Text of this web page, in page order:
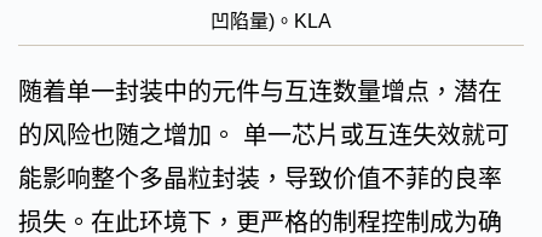
凹陷量)。KLA
随着单一封装中的元件与互连数量增点，潜在
的风险也随之增加。 单一芯片或互连失效就可
能影响整个多晶粒封装，导致价值不菲的良率
损失。在此环境下，更严格的制程控制成为确